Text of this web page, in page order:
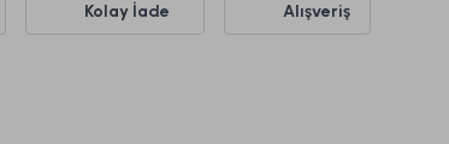
Kolay İade
Alışveriş